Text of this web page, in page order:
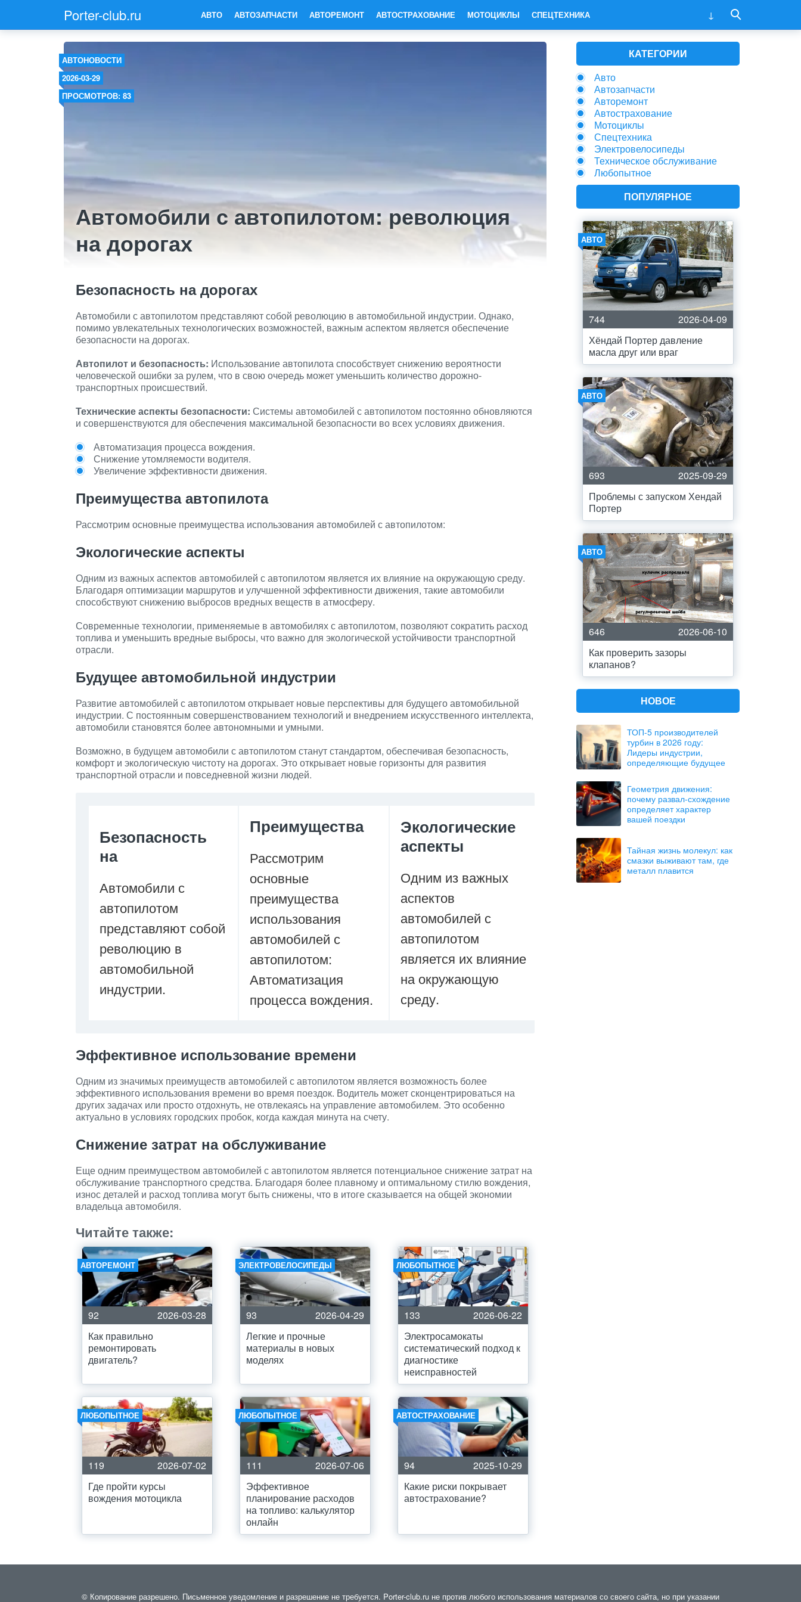
Porter-club.ru АВТО АВТОЗАПЧАСТИ АВТОРЕМОНТ АВТОСТРАХОВАНИЕ МОТОЦИКЛЫ СПЕЦТЕХНИКА
АВТОНОВОСТИ
2026-03-29
ПРОСМОТРОВ: 83
Автомобили с автопилотом: революция
на дорогах
Безопасность на дорогах
Автомобили с автопилотом представляют собой революцию в автомобильной индустрии. Однако,
помимо увлекательных технологических возможностей, важным аспектом является обеспечение
безопасности на дорогах.
Автопилот и безопасность: Использование автопилота способствует снижению вероятности
человеческой ошибки за рулем, что в свою очередь может уменьшить количество дорожно-
транспортных происшествий.
Технические аспекты безопасности: Системы автомобилей с автопилотом постоянно обновляются
и совершенствуются для обеспечения максимальной безопасности во всех условиях движения.
Автоматизация процесса вождения.
Снижение утомляемости водителя.
Увеличение эффективности движения.
Преимущества автопилота
Рассмотрим основные преимущества использования автомобилей с автопилотом:
Экологические аспекты
Одним из важных аспектов автомобилей с автопилотом является их влияние на окружающую среду.
Благодаря оптимизации маршрутов и улучшенной эффективности движения, такие автомобили
способствуют снижению выбросов вредных веществ в атмосферу.
Современные технологии, применяемые в автомобилях с автопилотом, позволяют сократить расход
топлива и уменьшить вредные выбросы, что важно для экологической устойчивости транспортной
отрасли.
Будущее автомобильной индустрии
Развитие автомобилей с автопилотом открывает новые перспективы для будущего автомобильной
индустрии. С постоянным совершенствованием технологий и внедрением искусственного интеллекта,
автомобили становятся более автономными и умными.
Возможно, в будущем автомобили с автопилотом станут стандартом, обеспечивая безопасность,
комфорт и экологическую чистоту на дорогах. Это открывает новые горизонты для развития
транспортной отрасли и повседневной жизни людей.
Безопасность
на
Автомобили с
автопилотом
представляют собой
революцию в
автомобильной
индустрии.
Преимущества
Рассмотрим
основные
преимущества
использования
автомобилей с
автопилотом:
Автоматизация
процесса вождения.
Экологические
аспекты
Одним из важных
аспектов
автомобилей с
автопилотом
является их влияние
на окружающую
среду.
Эффективное использование времени
Одним из значимых преимуществ автомобилей с автопилотом является возможность более
эффективного использования времени во время поездок. Водитель может сконцентрироваться на
других задачах или просто отдохнуть, не отвлекаясь на управление автомобилем. Это особенно
актуально в условиях городских пробок, когда каждая минута на счету.
Снижение затрат на обслуживание
Еще одним преимуществом автомобилей с автопилотом является потенциальное снижение затрат на
обслуживание транспортного средства. Благодаря более плавному и оптимальному стилю вождения,
износ деталей и расход топлива могут быть снижены, что в итоге сказывается на общей экономии
владельца автомобиля.
Читайте также:
АВТОРЕМОНТ
92
2026-03-28
Как правильно
ремонтировать
двигатель?
ЭЛЕКТРОВЕЛОСИПЕДЫ
93
2026-04-29
Легкие и прочные
материалы в новых
моделях
ЛЮБОПЫТНОЕ
133
2026-06-22
Электросамокаты
систематический подход к
диагностике
неисправностей
ЛЮБОПЫТНОЕ
119
2026-07-02
Где пройти курсы
вождения мотоцикла
ЛЮБОПЫТНОЕ
111
2026-07-06
Эффективное
планирование расходов
на топливо: калькулятор
онлайн
АВТОСТРАХОВАНИЕ
94
2025-10-29
Какие риски покрывает
автострахование?
КАТЕГОРИИ
Авто
Автозапчасти
Авторемонт
Автострахование
Мотоциклы
Спецтехника
Электровелосипеды
Техническое обслуживание
Любопытное
ПОПУЛЯРНОЕ
АВТО
744
2026-04-09
Хёндай Портер давление
масла друг или враг
АВТО
693
2025-09-29
Проблемы с запуском Хендай
Портер
АВТО
646
2026-06-10
Как проверить зазоры
клапанов?
НОВОЕ
ТОП-5 производителей
турбин в 2026 году:
Лидеры индустрии,
определяющие будущее
Геометрия движения:
почему развал-схождение
определяет характер
вашей поездки
Тайная жизнь молекул: как
смазки выживают там, где
металл плавится
© Копирование разрешено. Письменное уведомление и разрешение не требуется. Porter-club.ru не против любого использования материалов со своего сайта, но при указании